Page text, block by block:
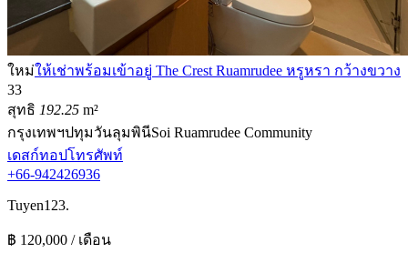
ใหม่ให้เช่าพร้อมเข้าอยู่ The Crest Ruamrudee หรูหรา กว้างขวาง
33
สุทธิ 192.25 m²
กรุงเทพฯปทุมวันลุมพินีSoi Ruamrudee Community
เดสก์ทอปโทรศัพท์
+66-942426936
Tuyen123.
฿ 120,000 / เดือน